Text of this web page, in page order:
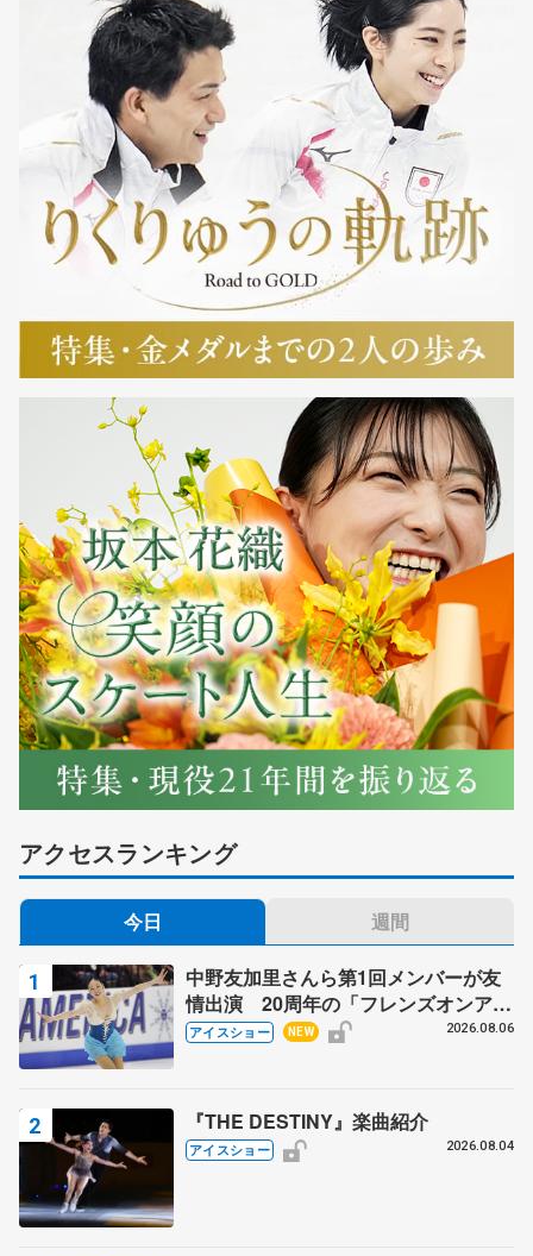
アクセスランキング
今日 週間
中野友加里さんら第1回メンバーが友
情出演 20周年の「フレンズオンアイ
ス」 宮本賢二さん、有川梨絵さん、
アイスショー NEW 2026.08.06
『THE DESTINY』楽曲紹介
アイスショー 2026.08.04